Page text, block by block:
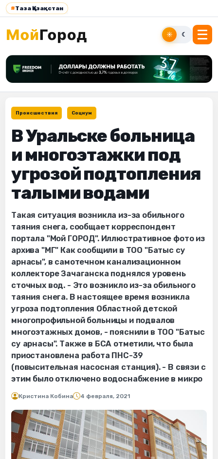
#Таза Қазақстан
☀ ☾
Происшествия Социум
В Уральске больница
и многоэтажки под
угрозой подтопления
талыми водами
Такая ситуация возникла из-за обильного
таяния снега, сообщает корреспондент
портала "Мой ГОРОД". Иллюстративное фото из
архива "МГ" Как сообщили в ТОО "Батыс су
арнасы", в самотечном канализационном
коллекторе Зачаганска поднялся уровень
сточных вод. - Это возникло из-за обильного
таяния снега. В настоящее время возникла
угроза подтопления Областной детской
многопрофильной больницы и подвалов
многоэтажных домов, - пояснили в ТОО "Батыс
су арнасы". Также в БСА отметили, что была
приостановлена работа ПНС-39
(повысительная насосная станция). - В связи с
этим было отключено водоснабжение в микро
Кристина Кобина 4 февраля, 2021